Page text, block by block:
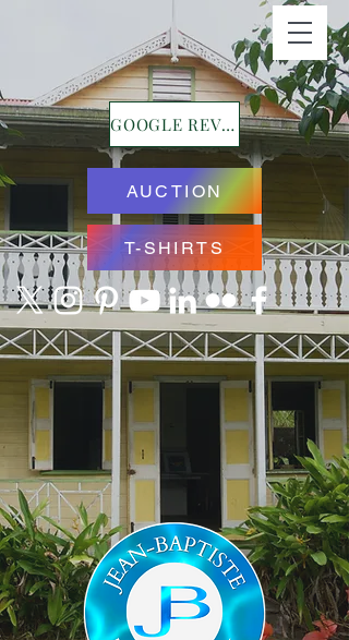
GOOGLE REVIEWS
AUCTION
T-SHIRTS